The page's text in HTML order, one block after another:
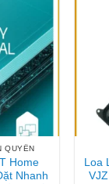
QUYỀN
Home
Nhanh